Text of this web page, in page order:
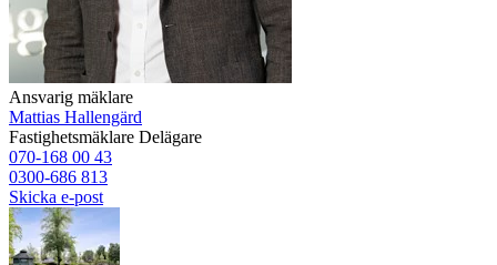
Ansvarig mäklare
Mattias Hallengärd
Fastighetsmäklare Delägare
070-168 00 43
0300-686 813
Skicka e-post